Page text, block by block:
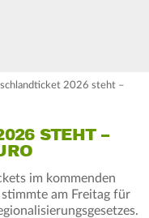
2026 steht –
STEHT –
im kommenden
am Freitag für